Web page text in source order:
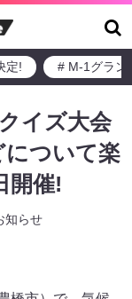
定! # M-1グラン
イズ大会
について楽
開催!
知らせ